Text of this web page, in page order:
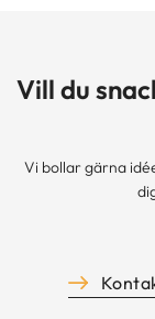
Vill du
Vi bollar gärna